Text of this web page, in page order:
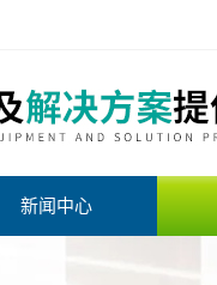
新闻中心